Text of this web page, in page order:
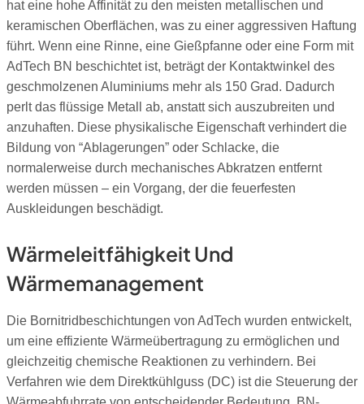
hat eine hohe Affinität zu den meisten metallischen und
keramischen Oberflächen, was zu einer aggressiven Haftung
führt. Wenn eine Rinne, eine Gießpfanne oder eine Form mit
AdTech BN beschichtet ist, beträgt der Kontaktwinkel des
geschmolzenen Aluminiums mehr als 150 Grad. Dadurch
perlt das flüssige Metall ab, anstatt sich auszubreiten und
anzuhaften. Diese physikalische Eigenschaft verhindert die
Bildung von “Ablagerungen” oder Schlacke, die
normalerweise durch mechanisches Abkratzen entfernt
werden müssen – ein Vorgang, der die feuerfesten
Auskleidungen beschädigt.
Wärmeleitfähigkeit Und
Wärmemanagement
Die Bornitridbeschichtungen von AdTech wurden entwickelt,
um eine effiziente Wärmeübertragung zu ermöglichen und
gleichzeitig chemische Reaktionen zu verhindern. Bei
Verfahren wie dem Direktkühlguss (DC) ist die Steuerung der